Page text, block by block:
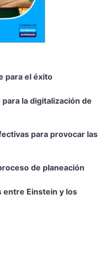
para el éxito
la digitalización de
para provocar las
de planeación
entre Einstein y los